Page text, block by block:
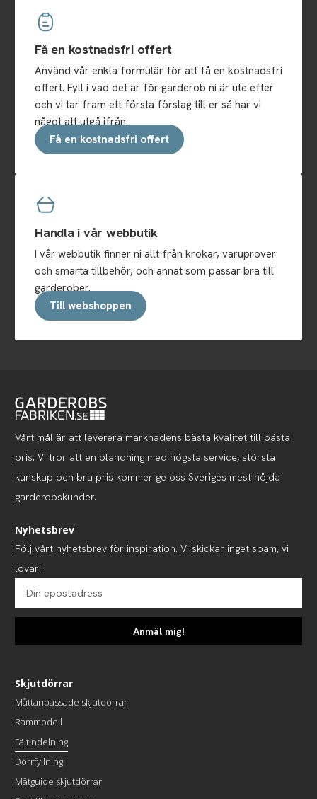
Få en kostnadsfri offert
Använd vår enkla formulär för att få en kostnadsfri
offert. Fyll i vad det är för garderob ni är ute efter
och vi tar fram ett första förslag till er så har vi
något att utgå ifrån.
Få en kostnadsfri offert
Handla i vår webbutik
I vår webbutik finner ni allt från krokar, varuprover
och smarta tillbehör, och annat som passar bra till
garderober.
Till webshoppen
Vårt mål är att leverera marknadens bästa kvalitet till bästa
pris. Vi tror att en blandning med högsta service, största
kunskap och bra pris kommer ge oss Sveriges mest nöjda
garderobskunder.
Nyhetsbrev
Följ vårt nyhetsbrev för inspiration. Vi skickar inget spam, vi
lovar!
Anmäl mig!
Skjutdörrar
Måttanpassade skjutdörrar
Rammodell
Fältindelning
Dörrfyllning
Mätguide skjutdörrar